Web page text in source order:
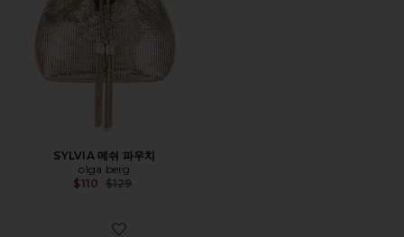
SYLVIA 메쉬 파우치
olga berg
$110 Previous price:
$129